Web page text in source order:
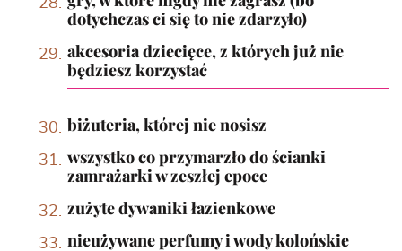
dotychczas ci się to nie zdarzyło)
akcesoria dziecięce, z których już nie
będziesz korzystać
biżuteria, której nie nosisz
wszystko co przymarzło do ścianki
zamrażarki w zeszłej epoce
zużyte dywaniki łazienkowe
nieużywane perfumy i wody kolońskie